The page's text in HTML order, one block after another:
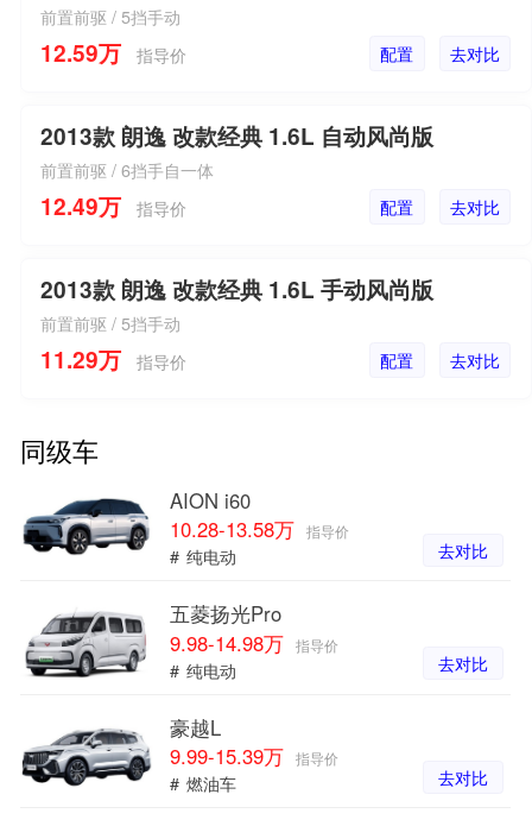
前置前驱 / 5挡手动
12.59万 指导价 去对比
配置
2013款 朗逸 改款经典 1.6L 自动风尚版
前置前驱 / 6挡手自一体
12.49万 指导价 去对比
配置
2013款 朗逸 改款经典 1.6L 手动风尚版
前置前驱 / 5挡手动
11.29万 指导价 去对比
配置
同级车
AION i60
10.28-13.58万 指导价
# 纯电动 去对比
五菱扬光Pro
9.98-14.98万 指导价
# 纯电动 去对比
豪越L
9.99-15.39万 指导价
# 燃油车 去对比